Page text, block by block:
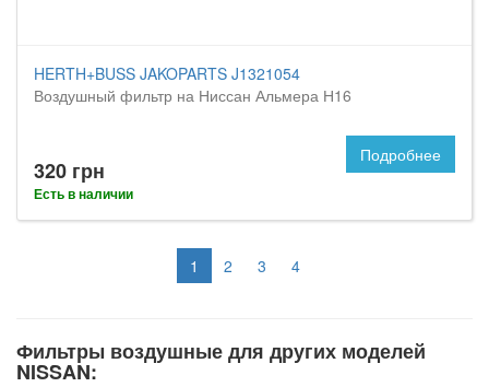
HERTH+BUSS JAKOPARTS J1321054
Воздушный фильтр на Ниссан Альмера Н16
320 грн
Есть в наличии
Подробнее
1 2 3 4
Фильтры воздушные для других моделей
NISSAN: